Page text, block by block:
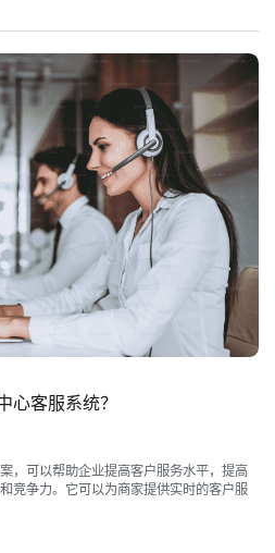
心客服系统？
，可以帮助企业提高客户服务水平，提高
竞争力。它可以为商家提供实时的客户服